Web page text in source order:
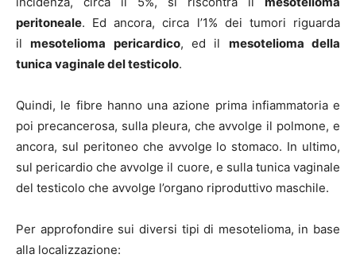
peritoneale. Ed ancora, circa l’1% dei tumori riguarda
ilmesotelioma pericardico, ed il mesotelioma della
tunica vaginale del testicolo.
Quindi, le fibre hanno una azione prima infiammatoria e
poi precancerosa, sulla pleura, che avvolge il polmone, e
ancora, sul peritoneo che avvolge lo stomaco. In ultimo,
sul pericardio che avvolge il cuore, e sulla tunica vaginale
del testicolo che avvolge l’organo riproduttivo maschile.
Per approfondire sui diversi tipi di mesotelioma, in base
alla localizzazione: